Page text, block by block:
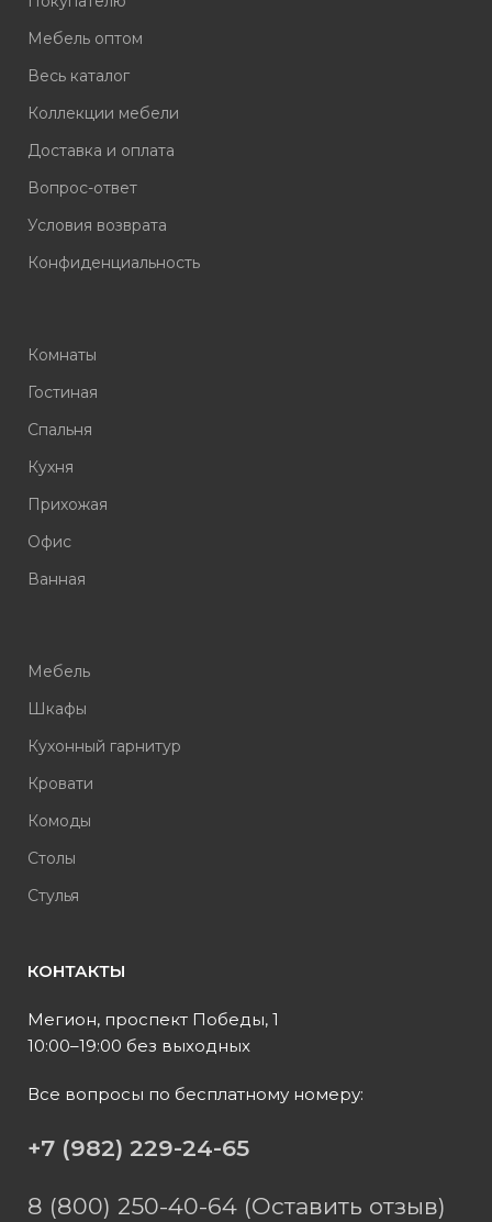
Мебель оптом
Весь каталог
Коллекции мебели
Доставка и оплата
Вопрос-ответ
Условия возврата
Конфиденциальность
Комнаты
Гостиная
Спальня
Кухня
Прихожая
Офис
Ванная
Мебель
Шкафы
Кухонный гарнитур
Кровати
Комоды
Столы
Стулья
КОНТАКТЫ
Мегион, проспект Победы, 1
10:00–19:00 без выходных
Все вопросы по бесплатному номеру:
+7 (982) 229-24-65
8 (800) 250-40-64 (Оставить отзыв)